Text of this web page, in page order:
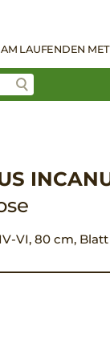
LAUFENDEN
VI, 80 cm,